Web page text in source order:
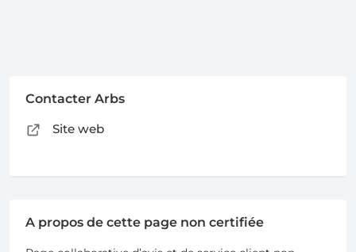
Contacter Arbs
Site web
A propos de cette page non certifiée